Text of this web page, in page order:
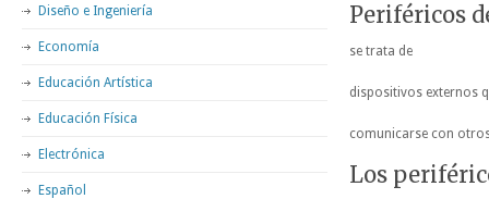
Periféricos
se trata de
dispositivos externos
comunicarse con
Los
Diseño e Ingeniería
Economía
Educación Artística
Educación Física
Electrónica
Español